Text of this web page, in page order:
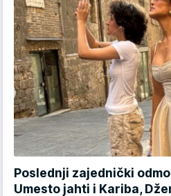
Poslednji zajednički
Umesto jahti i Kariba,